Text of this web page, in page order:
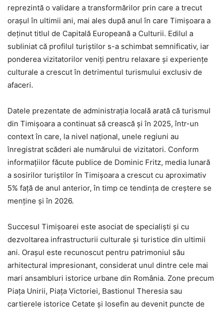
reprezintă o validare a transformărilor prin care a trecut
orașul în ultimii ani, mai ales după anul în care Timișoara a
deținut titlul de Capitală Europeană a Culturii. Edilul a
subliniat că profilul turiștilor s-a schimbat semnificativ, iar
ponderea vizitatorilor veniți pentru relaxare și experiențe
culturale a crescut în detrimentul turismului exclusiv de
afaceri.
Datele prezentate de administrația locală arată că turismul
din Timișoara a continuat să crească și în 2025, într-un
context în care, la nivel național, unele regiuni au
înregistrat scăderi ale numărului de vizitatori. Conform
informațiilor făcute publice de Dominic Fritz, media lunară
a sosirilor turiștilor în Timișoara a crescut cu aproximativ
5% față de anul anterior, în timp ce tendința de creștere se
menține și în 2026.
Succesul Timișoarei este asociat de specialiști și cu
dezvoltarea infrastructurii culturale și turistice din ultimii
ani. Orașul este recunoscut pentru patrimoniul său
arhitectural impresionant, considerat unul dintre cele mai
mari ansambluri istorice urbane din România. Zone precum
Piața Unirii, Piața Victoriei, Bastionul Theresia sau
cartierele istorice Cetate și Iosefin au devenit puncte de